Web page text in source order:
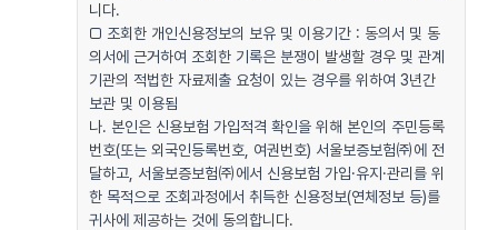
니다.
□ 조회한 개인신용정보의 보유 및 이용기간 : 동의서 및 동
의서에 근거하여 조회한 기록은 분쟁이 발생할 경우 및 관계
기관의 적법한 자료제출 요청이 있는 경우를 위하여 3년간
보관 및 이용됨
나. 본인은 신용보험 가입적격 확인을 위해 본인의 주민등록
번호(또는 외국인등록번호, 여권번호) 서울보증보험㈜에 전
달하고, 서울보증보험㈜에서 신용보험 가입·유지·관리를 위
한 목적으로 조회과정에서 취득한 신용정보(연체정보 등)를
귀사에 제공하는 것에 동의합니다.